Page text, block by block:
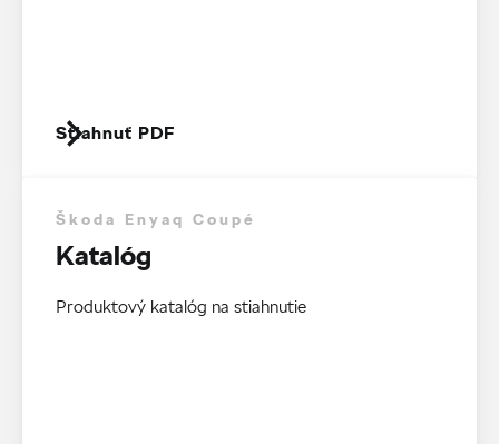
Stiahnuť PDF
Škoda Enyaq Coupé
Katalóg
Produktový katalóg na stiahnutie